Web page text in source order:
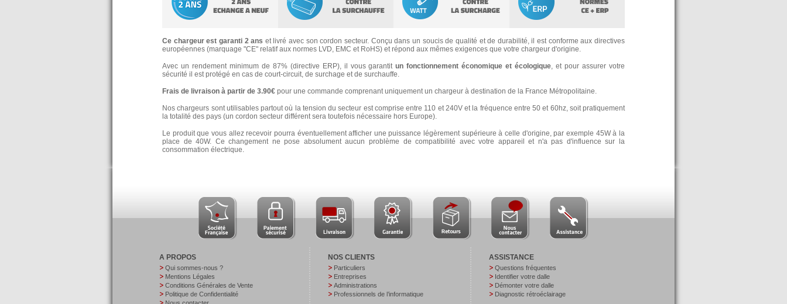
Ce chargeur est garanti 2 ans et livré avec son cordon secteur. Conçu dans un soucis de qualité et de durabilité, il est conforme aux directives
européennes (marquage "CE" relatif aux normes LVD, EMC et RoHS) et répond aux mêmes exigences que votre chargeur d'origine.
Avec un rendement minimum de 87% (directive ERP), il vous garantitun fonctionnement économique et écologique, et pour assurer votre
sécurité il est protégé en cas de court-circuit, de surchage et de surchauffe.
Frais de livraison à partir de 3.90€ pour une commande comprenant uniquement un chargeur à destination de la France Métropolitaine.
Nos chargeurs sont utilisables partout où la tension du secteur est comprise entre 110 et 240V et la fréquence entre 50 et 60hz, soit pratiquement
la totalité des pays (un cordon secteur différent sera toutefois nécessaire hors Europe).
Le produit que vous allez recevoir pourra éventuellement afficher une puissance légèrement supérieure à celle d'origine, par exemple 45W à la
place de 40W. Ce changement ne pose absolument aucun problème de compatibilité avec votre appareil et n'a pas d'influence sur la
consommation électrique.
A PROPOS
Qui sommes-nous ?
Mentions Légales
Conditions Générales de Vente
Politique de Confidentialité
NOS CLIENTS
Particuliers
Entreprises
Administrations
Professionnels de l’informatique
ASSISTANCE
Questions fréquentes
Identifier votre dalle
Démonter votre dalle
Diagnostic rétroéclairage